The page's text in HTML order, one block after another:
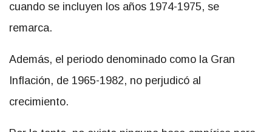
cuando se incluyen los años 1974-1975, se
remarca.
Además, el periodo denominado como la Gran
Inflación, de 1965-1982, no perjudicó al
crecimiento.